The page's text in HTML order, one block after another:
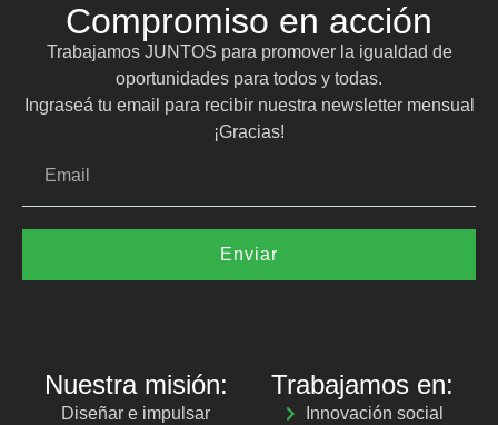
Compromiso en acción
Trabajamos JUNTOS para promover la igualdad de
oportunidades para todos y todas.
Ingraseá tu email para recibir nuestra newsletter mensual
¡Gracias!
Enviar
Nuestra misión:
Diseñar e impulsar
Trabajamos en:
Innovación social